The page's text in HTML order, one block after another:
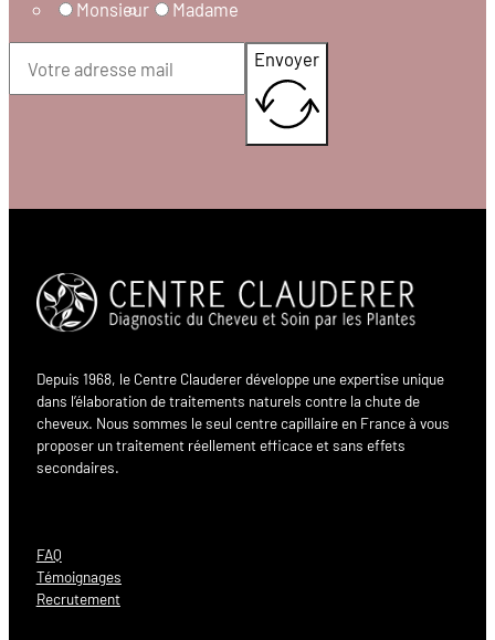
Monsieur Madame
Envoyer
Depuis 1968, le Centre Clauderer développe une expertise unique
dans l’élaboration de traitements naturels contre la chute de
cheveux. Nous sommes le seul centre capillaire en France à vous
proposer un traitement réellement efficace et sans effets
secondaires.
FAQ
Témoignages
Recrutement